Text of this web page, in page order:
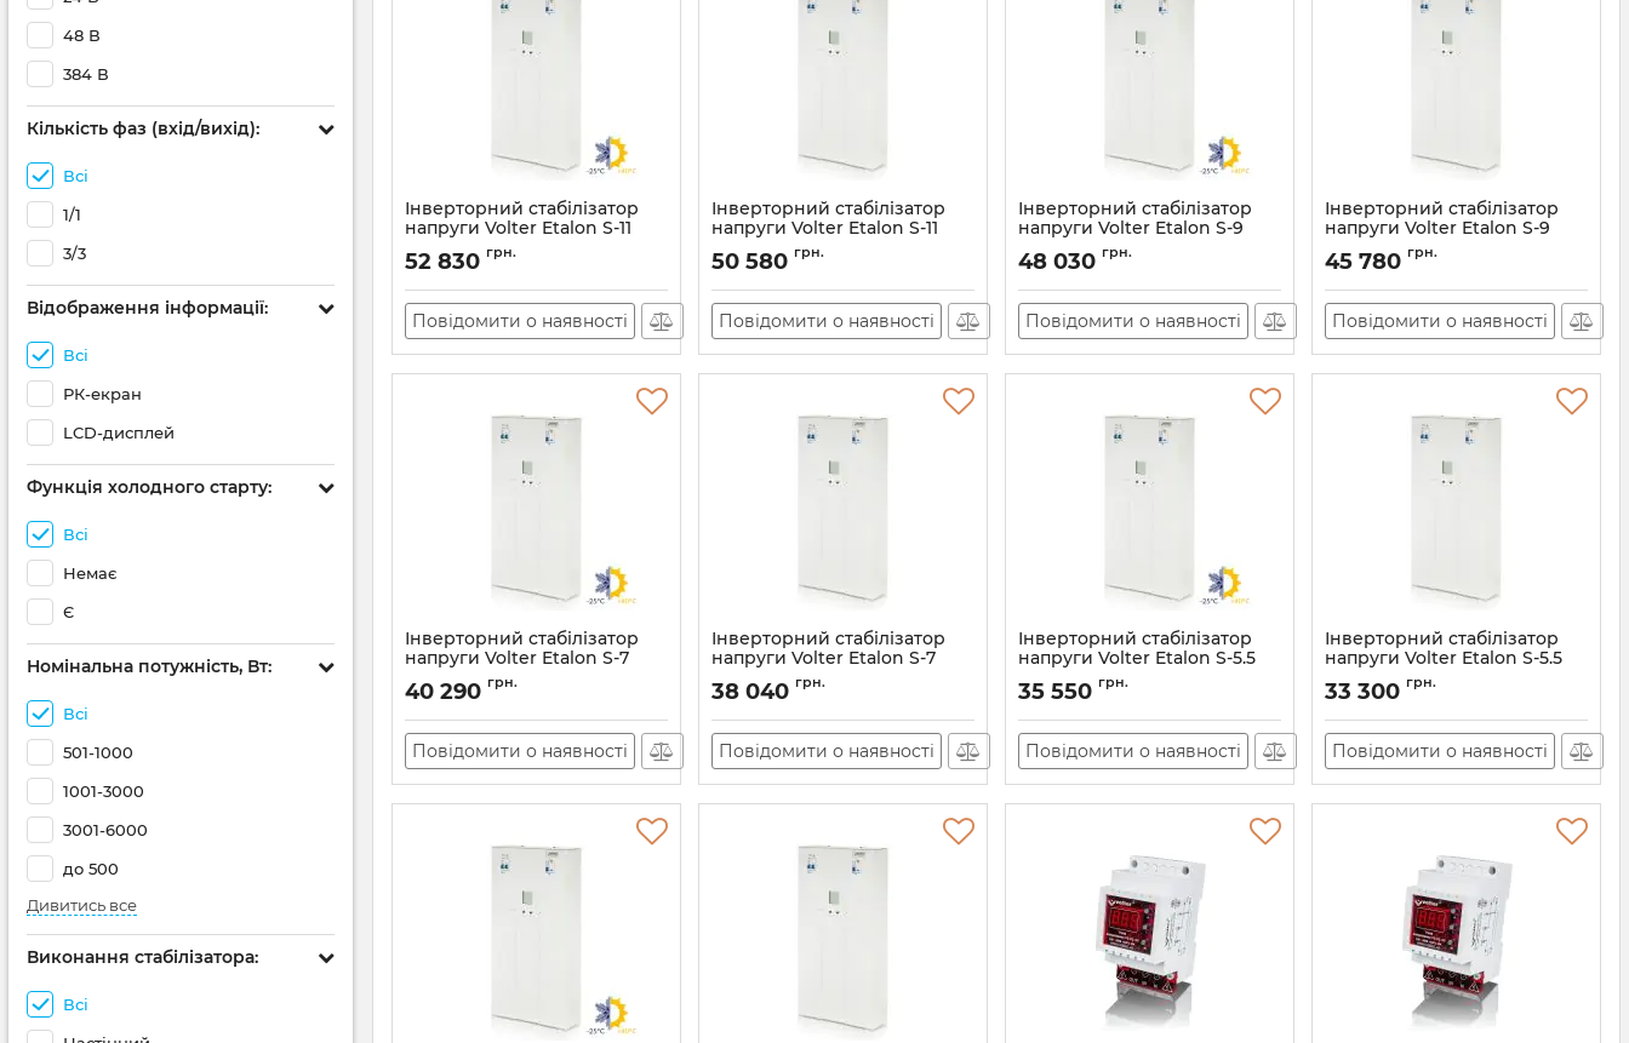
48 В
384 В
Кількість фаз (вхід/вихід):
Всі
1/1
3/3
Відображення інформації:
Всі
РК-екран
LCD-дисплей
Функція холодного старту:
Всі
Немає
Є
Номінальна потужність, Вт:
Всі
501-1000
1001-3000
3001-6000
до 500
Дивитись все
Виконання стабілізатора:
Всі
Інверторний стабілізатор
напруги Volter Etalon S-11
(морозостійкий)
Артикул: 11187
52 830 грн.
Повідомити о наявності
Інверторний стабілізатор
напруги Volter Etalon S-11
Артикул: 11186
50 580 грн.
Повідомити о наявності
Інверторний стабілізатор
напруги Volter Etalon S-9
(морозостійкий)
Артикул: 11185
48 030 грн.
Повідомити о наявності
Інверторний стабілізатор
напруги Volter Etalon S-9
Артикул: 11184
45 780 грн.
Повідомити о наявності
Інверторний стабілізатор
напруги Volter Etalon S-7
(морозостійкий)
Артикул: 11183
40 290 грн.
Повідомити о наявності
Інверторний стабілізатор
напруги Volter Etalon S-7
Артикул: 11182
38 040 грн.
Повідомити о наявності
Інверторний стабілізатор
напруги Volter Etalon S-5.5
(морозостійкий)
Артикул: 11181
35 550 грн.
Повідомити о наявності
Інверторний стабілізатор
напруги Volter Etalon S-5.5
Артикул: 11180
33 300 грн.
Повідомити о наявності